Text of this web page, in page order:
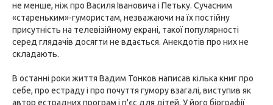
не менше, ніж про Василя Івановича і Петьку. Сучасним
«стареньким»-гумористам, незважаючи на їх постійну
присутність на телевізійному екрані, такої популярності
серед глядачів досягти не вдається. Анекдотів про них не
складають.
В останні роки життя Вадим Тонков написав кілька книг про
себе, про естраду і про почуття гумору взагалі, виступив як
автор естрадних програм і п'єс для дітей. У його біографії